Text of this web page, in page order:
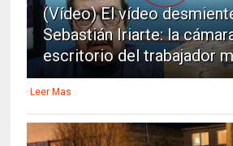
(Vídeo) El vídeo
Sebastián Iriarte: la
escritorio del trabajador
Leer Mas